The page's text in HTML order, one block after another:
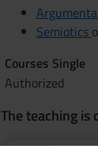
Semiotics
Courses Single
Authorized
The teaching is